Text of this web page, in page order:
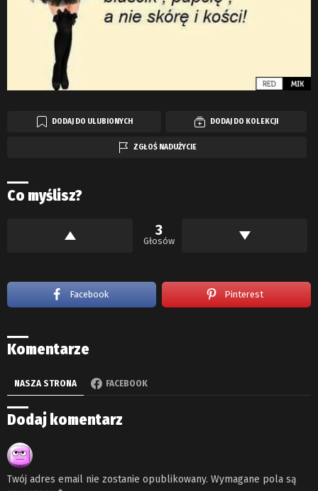
DODAJ DO ULUBIONYCH DODAJ DO KOLEKCJI
ZGŁOŚ NADUŻYCIE
Co myślisz?
3
Głosów
Facebook Pinterest
Komentarze
NASZA STRONA FACEBOOK
Dodaj komentarz
Twój adres email nie zostanie opublikowany. Wymagane pola są